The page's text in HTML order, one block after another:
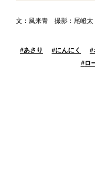
文：風来青 撮影：尾嶝太
#あさり #にんにく #
#ロ